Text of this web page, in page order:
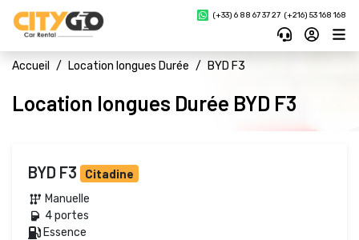
(+33) 6 88 67 37 27 (+216) 53 168 168
Accueil Location longues Durée BYD F3
Location longues Durée BYD F3
BYD F3 Citadine
Manuelle
4 portes
Essence